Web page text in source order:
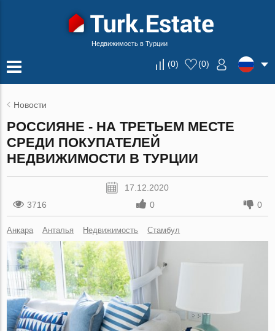
Недвижимость в Турции
(0) (0)
Новости
РОССИЯНЕ - НА ТРЕТЬЕМ МЕСТЕ
СРЕДИ ПОКУПАТЕЛЕЙ
НЕДВИЖИМОСТИ В ТУРЦИИ
17.12.2020
3716
0 0
Анкара Анталья Недвижимость Стамбул